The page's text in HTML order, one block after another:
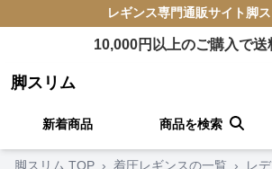
レギンス専門通販サイト 脚
10,000円以上のご購入で送
脚スリム
新着商品 商品を検索
脚スリム TOP › 着圧レギンスの一覧 › レ